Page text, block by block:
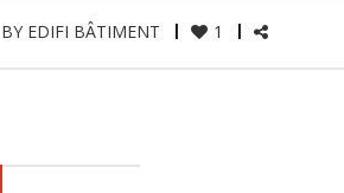
BY EDIFI BÂTIMENT 1